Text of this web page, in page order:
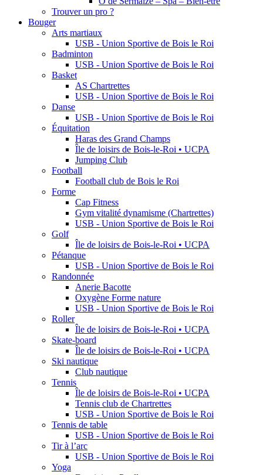
Trouver un pro ?
Bouger
Arts martiaux
USB - Union Sportive de Bois le Roi
Badminton
USB - Union Sportive de Bois le Roi
Basket
AS Chartrettes
USB - Union Sportive de Bois le Roi
Danse
USB - Union Sportive de Bois le Roi
Équitation
Haras des Grand Champs
Île de loisirs de Bois-le-Roi • UCPA
Jumping Club
Football
Football club de Bois le Roi
Forme
Cap Fitness
Gym vitalité dynamisme (Chartrettes)
USB - Union Sportive de Bois le Roi
Golf
Île de loisirs de Bois-le-Roi • UCPA
Pétanque
USB - Union Sportive de Bois le Roi
Randonnée
Anerie Bacotte
Oxygène Forme nature
USB - Union Sportive de Bois le Roi
Roller
Île de loisirs de Bois-le-Roi • UCPA
Skate-board
Île de loisirs de Bois-le-Roi • UCPA
Ski nautique
Club nautique
Tennis
Île de loisirs de Bois-le-Roi • UCPA
Tennis club de Chartrettes
USB - Union Sportive de Bois le Roi
Tennis de table
USB - Union Sportive de Bois le Roi
Tir à l’arc
USB - Union Sportive de Bois le Roi
Yoga